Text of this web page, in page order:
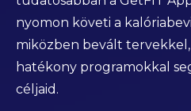
nyomon követi a
miközben bevált
hatékony programokkal
céljaid.